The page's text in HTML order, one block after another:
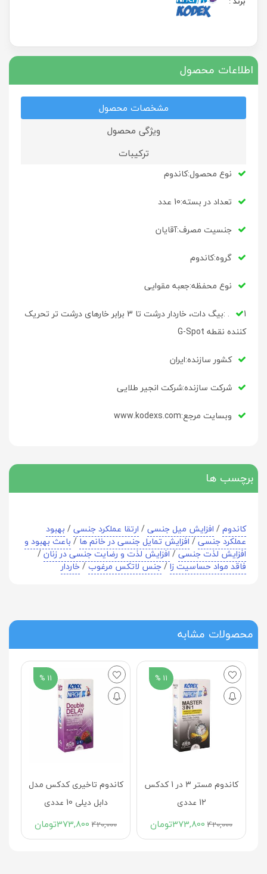
اطلاعات محصول
مشخصات محصول
ویژگی محصول
ترکیبات
نوع محصول:کاندوم
تعداد در بسته:10 عدد
جنسیت مصرف:آقایان
گروه:کاندوم
نوع محفظه:جعبه مقوایی
1. :بیگ دات، خاردار درشت تا 3 برابر خارهای درشت تر تحریک
کننده نقطه G-Spot
کشور سازنده:ایران
شرکت سازنده:شرکت انجیر طلایی
وبسایت مرجع:www.kodexs.com
برچسب ها
کاندوم/ افزایش میل جنسی/ ارتقا عملکرد جنسی/ بهبود
عملکرد جنسی/افزایش تمایل جنسی در خانم ها/ باعث بهبود و
افزایش لذت جنسی/افزایش لذت و رضایت جنسی در زنان/
فاقد مواد حساسیت زا/ جنس لاتکس مرغوب/خاردار
محصولات مشابه
11 %
کاندوم مستر 3 در 1 کدکس
12 عددی
420,000
373,800تومان
11 %
کاندوم تاخیری کدکس مدل
دابل دیلی 10 عددی
420,000
373,800تومان